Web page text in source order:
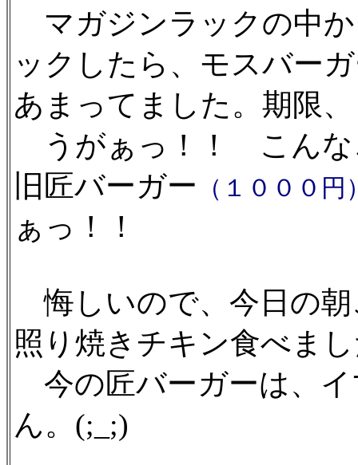
マガジンラックの中
ックしたら、モスバー
あまってました。期限
うがぁっ！！ こんな
旧匠バーガー （１０００円
ぁっ！！
悔しいので、今日の
照り焼きチキン食べま
今の匠バーガーは、
ん。(;_;)